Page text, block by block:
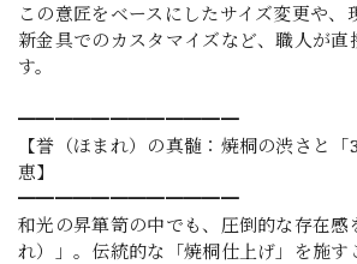
この意匠をベースにしたサイズ変更や、
新金具でのカスタマイズなど、職人が直
す。
━━━━━━━━━━━━
【誉（ほまれ）の真髄：焼桐の渋さと
恵】
━━━━━━━━━━━━
和光の昇箪笥の中でも、圧倒的な存在感
れ）」。伝統的な「焼桐仕上げ」を施す